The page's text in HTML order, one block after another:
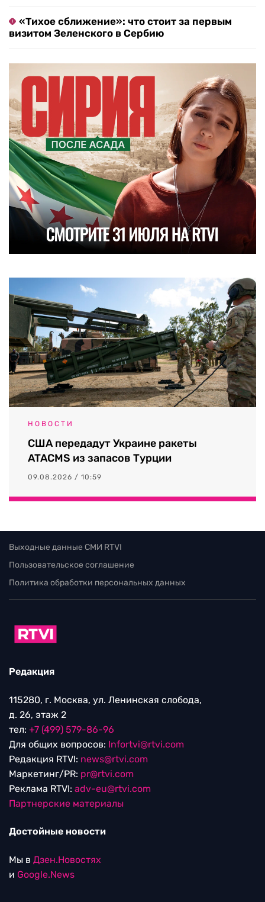
«Тихое сближение»: что стоит за первым
визитом Зеленского в Сербию
НОВОСТИ
США передадут Украине ракеты
ATACMS из запасов Турции
09.08.2026 / 10:59
Выходные данные СМИ RTVI
Пользовательское соглашение
Политика обработки персональных данных
Редакция
115280, г. Москва, ул. Ленинская слобода,
д. 26, этаж 2
тел: +7 (499) 579-86-96
Для общих вопросов: Infortvi@rtvi.com
Редакция RTVI: news@rtvi.com
Маркетинг/PR: pr@rtvi.com
Реклама RTVI: adv-eu@rtvi.com
Партнерские материалы
Достойные новости
Мы в Дзен.Новостях
и Google.News